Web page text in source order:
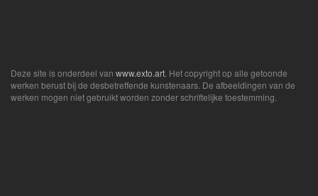
Deze site is onderdeel van www.exto.art . Het copyright op alle getoonde
werken berust bij de desbetreffende kunstenaars. De afbeeldingen van de
werken mogen niet gebruikt worden zonder schriftelijke toestemming.